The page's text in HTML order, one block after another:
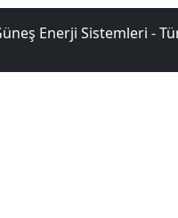
Enerji Sistemleri -